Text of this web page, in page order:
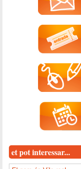
et pot interessar...